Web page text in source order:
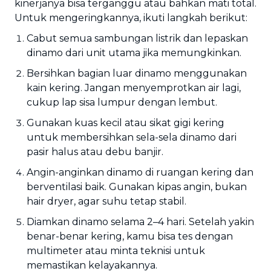
kinerjanya bisa terganggu atau bahkan mati total.
Untuk mengeringkannya, ikuti langkah berikut:
Cabut semua sambungan listrik dan lepaskan
dinamo dari unit utama jika memungkinkan.
Bersihkan bagian luar dinamo menggunakan
kain kering. Jangan menyemprotkan air lagi,
cukup lap sisa lumpur dengan lembut.
Gunakan kuas kecil atau sikat gigi kering
untuk membersihkan sela-sela dinamo dari
pasir halus atau debu banjir.
Angin-anginkan dinamo di ruangan kering dan
berventilasi baik. Gunakan kipas angin, bukan
hair dryer, agar suhu tetap stabil.
Diamkan dinamo selama 2–4 hari. Setelah yakin
benar-benar kering, kamu bisa tes dengan
multimeter atau minta teknisi untuk
memastikan kelayakannya.